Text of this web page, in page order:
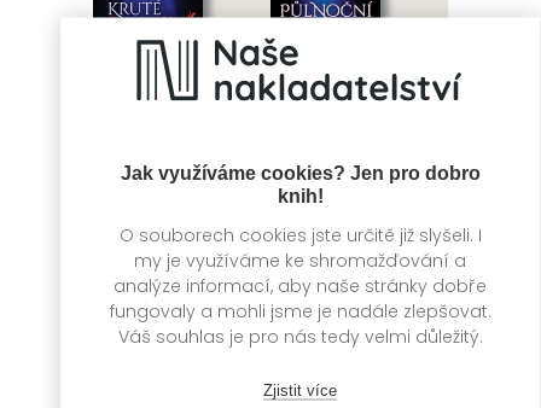
Jak využíváme cookies? Jen pro dobro
knih!
O souborech cookies jste určitě již slyšeli. I
my je využíváme ke shromažďování a
analýze informací, aby naše stránky dobře
fungovaly a mohli jsme je nadále zlepšovat.
Váš souhlas je pro nás tedy velmi důležitý.
Zjistit více
Kruté svádění
Katee Robert
Půlnoční zmar
Katee Robert